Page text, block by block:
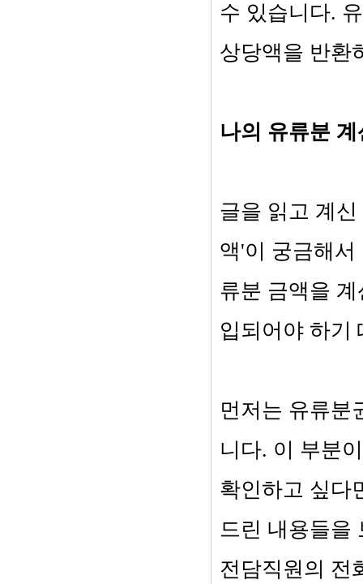
수 있습니다.
상당액을 반환
나의 유류분 계
글을 읽고 계
액'이 궁금해
류분 금액을
입되어야 하기
먼저는 유류분
니다. 이 부분
확인하고 싶다
드린 내용들을
전담직원의 전